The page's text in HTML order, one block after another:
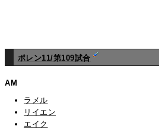
ポレン11/第109試合
AM
ラメル
リイエン
エイク